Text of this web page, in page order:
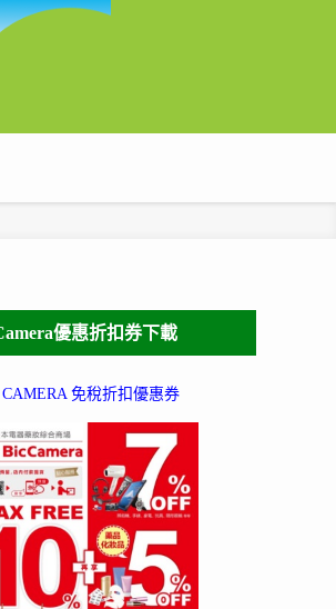
優惠折扣券下載
CAMERA 免稅折扣優惠券